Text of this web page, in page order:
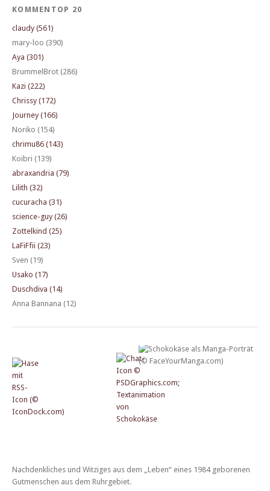
KOMMENTOP 20
claudy (561)
mary-loo (390)
Aya (301)
BrummelBrot (286)
Kazi (222)
Chrissy (172)
Journey (166)
Noriko (154)
chrimu86 (143)
Koibri (139)
abraxandria (79)
Lilith (32)
cucuracha (31)
science-guy (26)
Zottelkind (25)
LaFiFfii (23)
Sven (19)
Usako (17)
Duschdiva (14)
Anna Bannana (12)
Nachdenkliches und Witziges aus dem „Leben“ eines 1984 geborenen
Gutmenschen aus dem Ruhrgebiet.